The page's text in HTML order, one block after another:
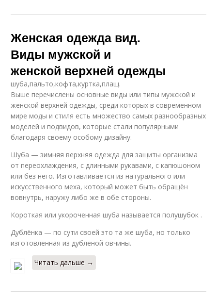
Женская одежда вид.
Виды мужской и
женской верхней одежды
шуба,пальто,кофта,куртка,плащ.
Выше перечислены основные виды или типы мужской и
женской верхней одежды, среди которых в современном
мире моды и стиля есть множество самых разнообразных
моделей и подвидов, которые стали популярными
благодаря своему особому дизайну.
Шуба — зимняя верхняя одежда для защиты организма
от переохлаждения, с длинными рукавами, с капюшоном
или без него. Изготавливается из натурального или
искусственного меха, который может быть обращён
вовнутрь, наружу либо же в обе стороны.
Короткая или укороченная шуба называется полушубок .
Дублёнка — по сути своей это та же шуба, но только
изготовленная из дублёной овчины.
Читать дальше →